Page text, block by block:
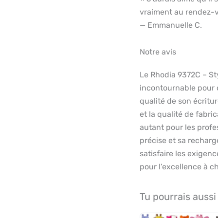
vraiment au rendez-
— Emmanuelle C.
Notre avis
Le Rhodia 9372C –
incontournable pour
qualité de son
et la qualité de
autant pour les
précise et sa
satisfaire les
pour l’excellence à
Tu pourrais